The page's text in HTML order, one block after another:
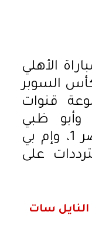
الأهلي
كأس السوبر
قنوات
تايم سبورتس 1، وأبو ظبي
الرياضية، وإم بي سي مصر 1، وإم بي
الترددات على
النايل سات